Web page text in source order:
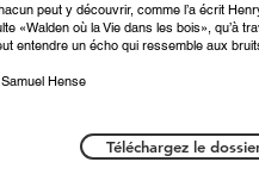
peut y découvrir, comme l’a écrit
«Walden où la Vie dans les bois», qu’à
entendre un écho qui ressemble aux
Hense
Téléchargez le